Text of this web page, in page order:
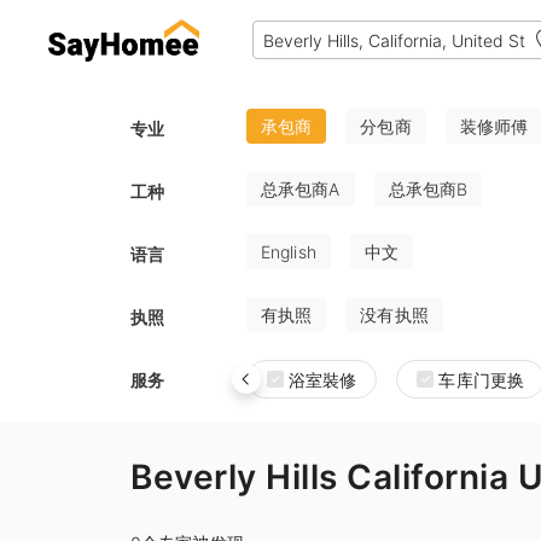
专业 承包商 分包商 装修师傅
工种 总承包商A 总承包商B
语言 English 中文
执照 有执照 没有执照
服务 浴室裝修 车库门更换
Beverly Hills California